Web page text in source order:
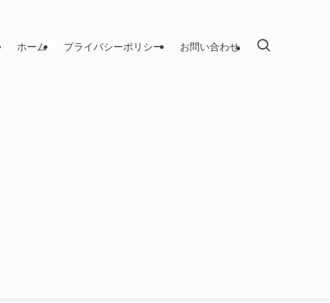
ホーム プライバシーポリシー お問い合わせ